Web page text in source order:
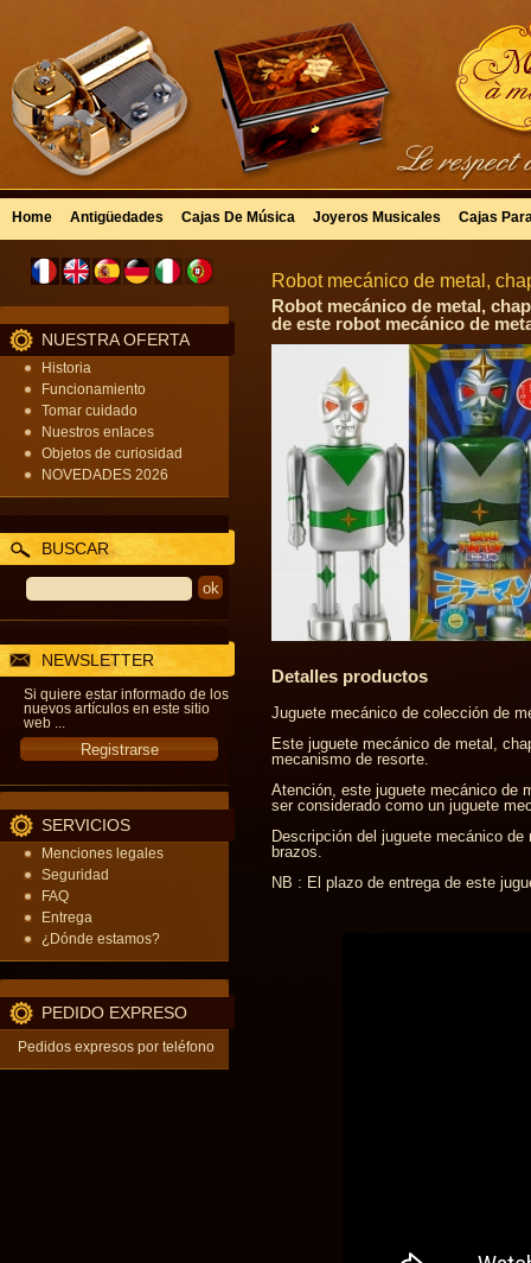
Home Antigüedades Cajas De Música Joyeros Musicales Cajas
NUESTRA OFERTA
Historia
Funcionamiento
Tomar cuidado
Nuestros enlaces
Objetos de curiosidad
NOVEDADES 2026
BUSCAR
NEWSLETTER
Si quiere estar informado de los
nuevos artículos en este sitio
web ...
SERVICIOS
Menciones legales
Seguridad
FAQ
Entrega
¿Dónde estamos?
PEDIDO EXPRESO
Pedidos expresos por teléfono
Robot mecánico de metal,
Robot mecánico de metal,
de este robot mecánico de
Detalles productos
Juguete mecánico de colección de
Este juguete mecánico de metal,
mecanismo de resorte.
Atención, este juguete mecánico de
ser considerado como un juguete
Descripción del juguete mecánico
brazos.
NB : El plazo de entrega de este